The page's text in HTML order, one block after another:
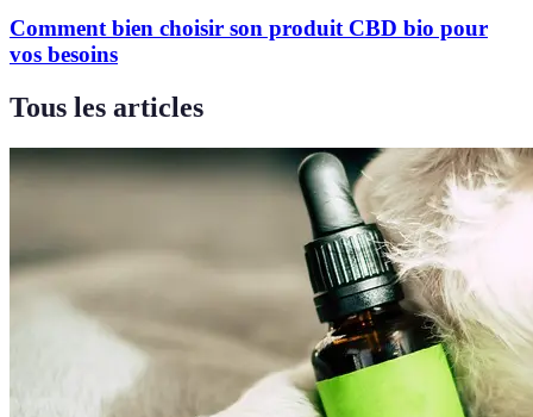
Comment bien choisir son produit CBD bio pour
vos besoins
Tous les articles